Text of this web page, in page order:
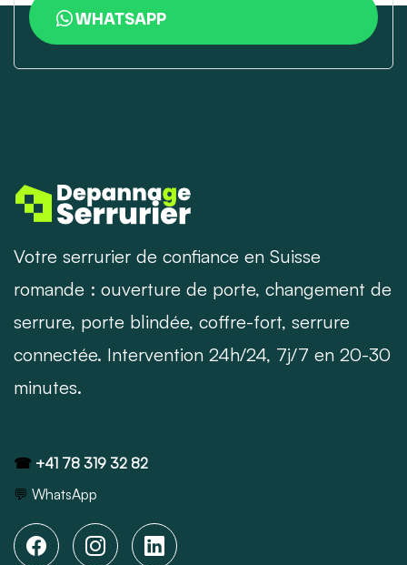
WHATSAPP
Votre serrurier de confiance en Suisse
romande : ouverture de porte, changement de
serrure, porte blindée, coffre-fort, serrure
connectée. Intervention 24h/24, 7j/7 en 20-30
minutes.
☎ +41 78 319 32 82
💬 WhatsApp